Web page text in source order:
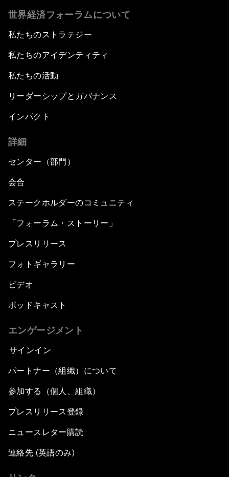
世界経済フォーラムについて
私たちのストラテジー
私たちのアイデンティティ
私たちの活動
リーダーシップとガバナンス
インパクト
詳細
センター（部門）
会合
ステークホルダーのコミュニティ
「フォーラム・ストーリー」
プレスリリース
フォトギャラリー
ビデオ
ポッドキャスト
エンゲージメント
サインイン
パートナー（組織）について
参加する（個人、組織）
プレスリリース登録
ニュースレター購読
連絡先 (英語のみ)